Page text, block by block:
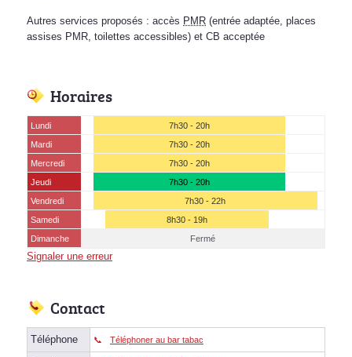
Autres services proposés : accès PMR (entrée adaptée, places
assises PMR, toilettes accessibles) et CB acceptée
Horaires
Lundi
7h30 - 20h
Mardi
7h30 - 20h
Mercredi
7h30 - 20h
Jeudi
7h30 - 20h
Vendredi
7h30 - 22h
Samedi
8h30 - 19h
Dimanche
Fermé
Signaler une erreur
Contact
Téléphone Téléphoner au bar tabac